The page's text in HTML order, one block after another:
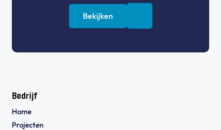
Bekijken
Bedrijf
Home
Projecten